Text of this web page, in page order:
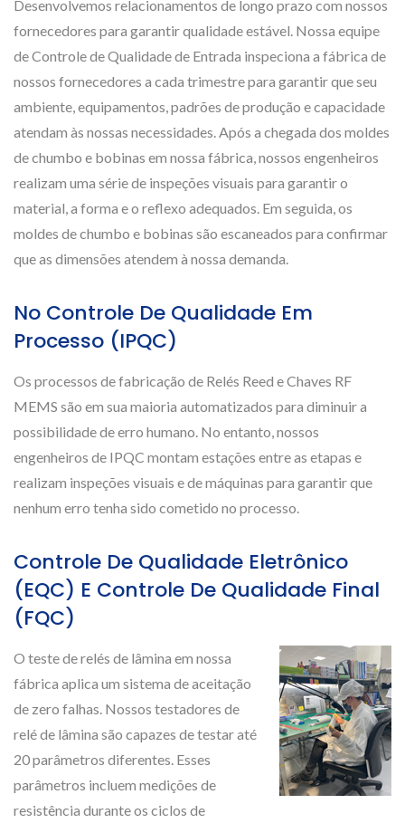
Desenvolvemos relacionamentos de longo prazo com nossos
fornecedores para garantir qualidade estável. Nossa equipe
de Controle de Qualidade de Entrada inspeciona a fábrica de
nossos fornecedores a cada trimestre para garantir que seu
ambiente, equipamentos, padrões de produção e capacidade
atendam às nossas necessidades. Após a chegada dos moldes
de chumbo e bobinas em nossa fábrica, nossos engenheiros
realizam uma série de inspeções visuais para garantir o
material, a forma e o reflexo adequados. Em seguida, os
moldes de chumbo e bobinas são escaneados para confirmar
que as dimensões atendem à nossa demanda.
No Controle De Qualidade Em
Processo (IPQC)
Os processos de fabricação de Relés Reed e Chaves RF
MEMS são em sua maioria automatizados para diminuir a
possibilidade de erro humano. No entanto, nossos
engenheiros de IPQC montam estações entre as etapas e
realizam inspeções visuais e de máquinas para garantir que
nenhum erro tenha sido cometido no processo.
Controle De Qualidade Eletrônico
(EQC) E Controle De Qualidade Final
(FQC)
O teste de relés de lâmina em nossa
fábrica aplica um sistema de aceitação
de zero falhas. Nossos testadores de
relé de lâmina são capazes de testar até
20 parâmetros diferentes. Esses
parâmetros incluem medições de
resistência durante os ciclos de